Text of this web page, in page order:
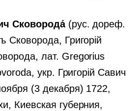
Сковорода́(рус. дореф.
Сковорода, Григорій
лат. Gregorius
укр. Григорій Савич
(3 декабря) 1722,
Киевская губерния,